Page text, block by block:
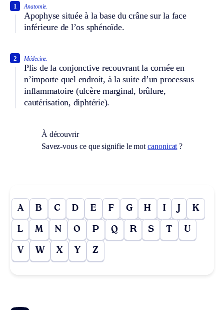
Anatomie.
Apophyse située à la base du crâne sur la face
inférieure de l’os sphénoïde.
1
Médecine.
Plis de la conjonctive recouvrant la cornée en
n’importe quel endroit, à la suite d’un processus
inflammatoire (ulcère marginal, brûlure,
cautérisation, diphtérie).
2
À découvrir
Savez-vous ce que signifie le motcanonicat ?
A B C D E F G H I J K
L M N O P Q R S T U
V W X Y Z